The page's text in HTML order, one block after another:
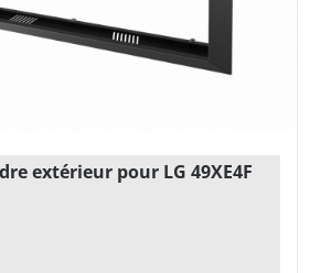
extérieur pour LG 49XE4F